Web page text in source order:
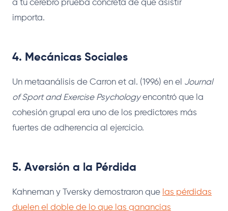
a tu cerebro prueba concreta de que asistir
importa.
4. Mecánicas Sociales
Un metaanálisis de Carron et al. (1996) en el Journal
of Sport and Exercise Psychologyencontró que la
cohesión grupal era uno de los predictores más
fuertes de adherencia al ejercicio.
5. Aversión a la Pérdida
Kahneman y Tversky demostraron que las pérdidas
duelen el doble de lo que las ganancias